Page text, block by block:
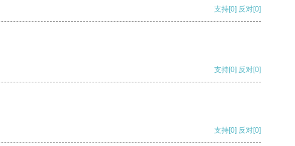
支持[0] 反对[0]
支持[0] 反对[0]
支持[0] 反对[0]